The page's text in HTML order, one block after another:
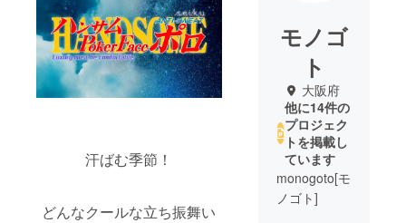
汗ばむ季節！
どんなクールな立ち振舞い
モノゴ
ト
大阪府
他に14件の
プロジェク
トを掲載し
ています
monogoto[モ
ノゴト]